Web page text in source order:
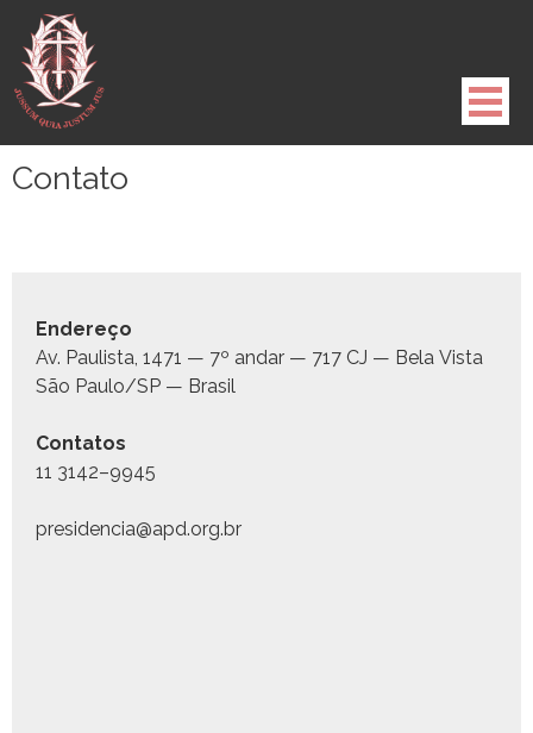
para
conteúdo
Contato
Endereço
Av. Paulista, 1471 — 7º andar — 717 CJ — Bela Vista
São Paulo/SP — Brasil
Con­tatos
11 3142–9945
presidencia@apd.org.br